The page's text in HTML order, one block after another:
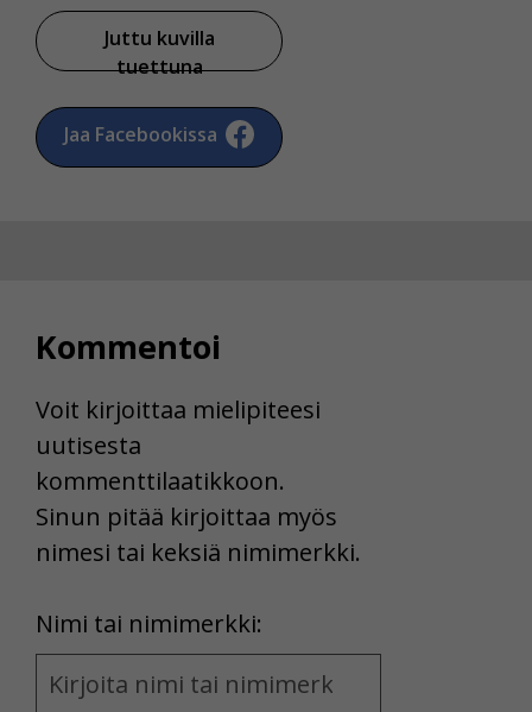
Juttu kuvilla
tuettuna
Jaa Facebookissa
Kommentoi
Voit kirjoittaa mielipiteesi
uutisesta
kommenttilaatikkoon.
Sinun pitää kirjoittaa myös
nimesi tai keksiä nimimerkki.
Nimi tai nimimerkki:
Name
and